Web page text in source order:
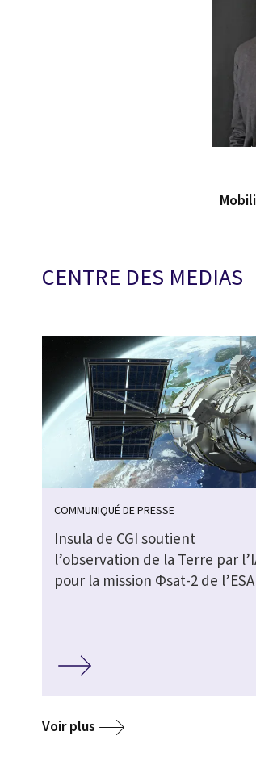
CENTRE DES MEDIAS
COMMUNIQUÉ DE PRESSE
Insula de CGI soutient
l’observation de la Terre par
pour la mission Φsat-2 de l’ESA
Voir plus